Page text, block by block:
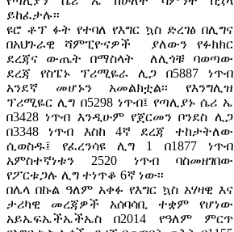
ይከፈታሉ፡፡
ዩሮ ቶፕ ፉት የተባለ የእግር ኳስ ድረገፅ በሊግና
በአህጉራዊ ሻምፒዮናዎች ያለውን የፉክክር
ደረጃና ውጤት በማስላት ለሊጎቹ ባወጣው
ደረጃ የስፔኑ ፕሪሚዬራ ሊጋ በ5887 ነጥብ
አንደኛ መሆኑን አመልክቷል፡፡ የእንግሊዝ
ፕሪሚዬር ሊግ በ5298 ነጥብ፤ የጣሊያኑ ሴሪ ኤ
በ3428 ነጥብ እንዲሁም የጀርመን ቦንደስ ሊጋ
በ3348 ነጥብ እስከ 4ኛ ደረጃ ተከታትለው
ሲወስዱ፤ የፈረንሳዩ ሊግ 1 በ1877 ነጥብ
አምስተኛነቱን 2520 ነጥብ ባስመዘገበው
የፖርቱጋሉ ሊግ ተነጥቆ 6ኛ ነው፡፡
በሌላ በኩል ዓለም አቀፉ የእግር ኳስ አሃዛዊ እና
ታሪካዊ መረጃዎች አሰባሳቢ ተቋም የሆነው
አይኤፍኤችኤችኤስ በ2014 የዓለም ምርጥ